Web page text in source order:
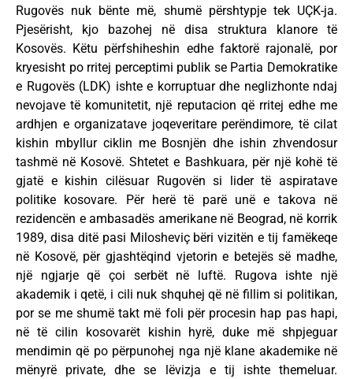
Rugovës nuk bënte më, shumë përshtypje tek UÇK-ja.
Pjesërisht, kjo bazohej në disa struktura klanore të
Kosovës. Këtu përfshiheshin edhe faktorë rajonalë, por
kryesisht po rritej perceptimi publik se Partia Demokratike
e Rugovës (LDK) ishte e korruptuar dhe neglizhonte ndaj
nevojave të komunitetit, një reputacion që rritej edhe me
ardhjen e organizatave joqeveritare perëndimore, të cilat
kishin mbyllur ciklin me Bosnjën dhe ishin zhvendosur
tashmë në Kosovë. Shtetet e Bashkuara, për një kohë të
gjatë e kishin cilësuar Rugovën si lider të aspiratave
politike kosovare. Për herë të parë unë e takova në
rezidencën e ambasadës amerikane në Beograd, në korrik
1989, disa ditë pasi Milosheviç bëri vizitën e tij famëkeqe
në Kosovë, për gjashtëqind vjetorin e betejës së madhe,
një ngjarje që çoi serbët në luftë. Rugova ishte një
akademik i qetë, i cili nuk shquhej që në fillim si politikan,
por se me shumë takt më foli për procesin hap pas hapi,
në të cilin kosovarët kishin hyrë, duke më shpjeguar
mendimin që po përpunohej nga një klane akademike në
mënyrë private, dhe se lëvizja e tij ishte themeluar.